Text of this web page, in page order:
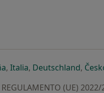
novo separador
abre num novo
, Italiaabre num novo
, Deutschlandabre
,
REGULAMENTO (UE)